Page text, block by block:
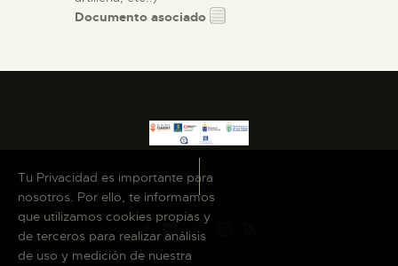
Documento asociado
Tu Privacidad es importante para
nosotros. Por ello, te informamos
que utilizamos cookies propias y
de terceros para realizar análisis
de uso y medición de nuestra